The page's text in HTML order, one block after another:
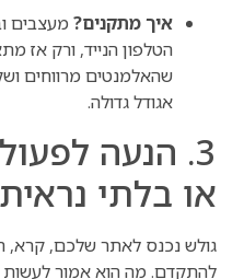
איך מתקנים? מעצבים
הטלפון הנייד, ורק אז
שהאלמנטים מרווחים
אגודל גדולה.
או בלתי נראית
גולש נכנס לאתר שלכם, קרא,
להתקדם. מה הוא אמור לעשות